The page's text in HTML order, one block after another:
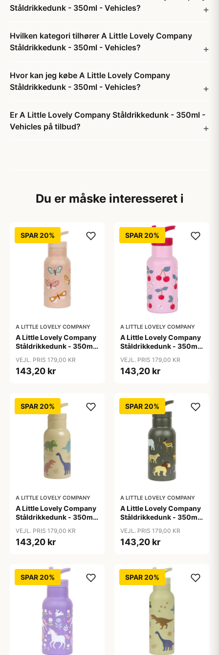
Ståldrikkedunk - 350ml - Vehicles?
Hvilken kategori tilhører A Little Lovely Company
Ståldrikkedunk - 350ml - Vehicles?
Hvor kan jeg købe A Little Lovely Company
Ståldrikkedunk - 350ml - Vehicles?
Er A Little Lovely Company Ståldrikkedunk - 350ml -
Vehicles på tilbud?
Du er måske interesseret i
SPAR 20%
A LITTLE LOVELY COMPANY
A Little Lovely Company
Ståldrikkedunk - 350ml
VEJL. PRIS 179,00 KR
143,20 kr
SPAR 20%
A LITTLE LOVELY COMPANY
A Little Lovely Company
Ståldrikkedunk - 350ml
VEJL. PRIS 179,00 KR
143,20 kr
SPAR 20%
A LITTLE LOVELY COMPANY
A Little Lovely Company
Ståldrikkedunk - 350ml
VEJL. PRIS 179,00 KR
143,20 kr
SPAR 20%
A LITTLE LOVELY COMPANY
A Little Lovely Company
Ståldrikkedunk - 350ml
VEJL. PRIS 179,00 KR
143,20 kr
SPAR 20% SPAR 20%